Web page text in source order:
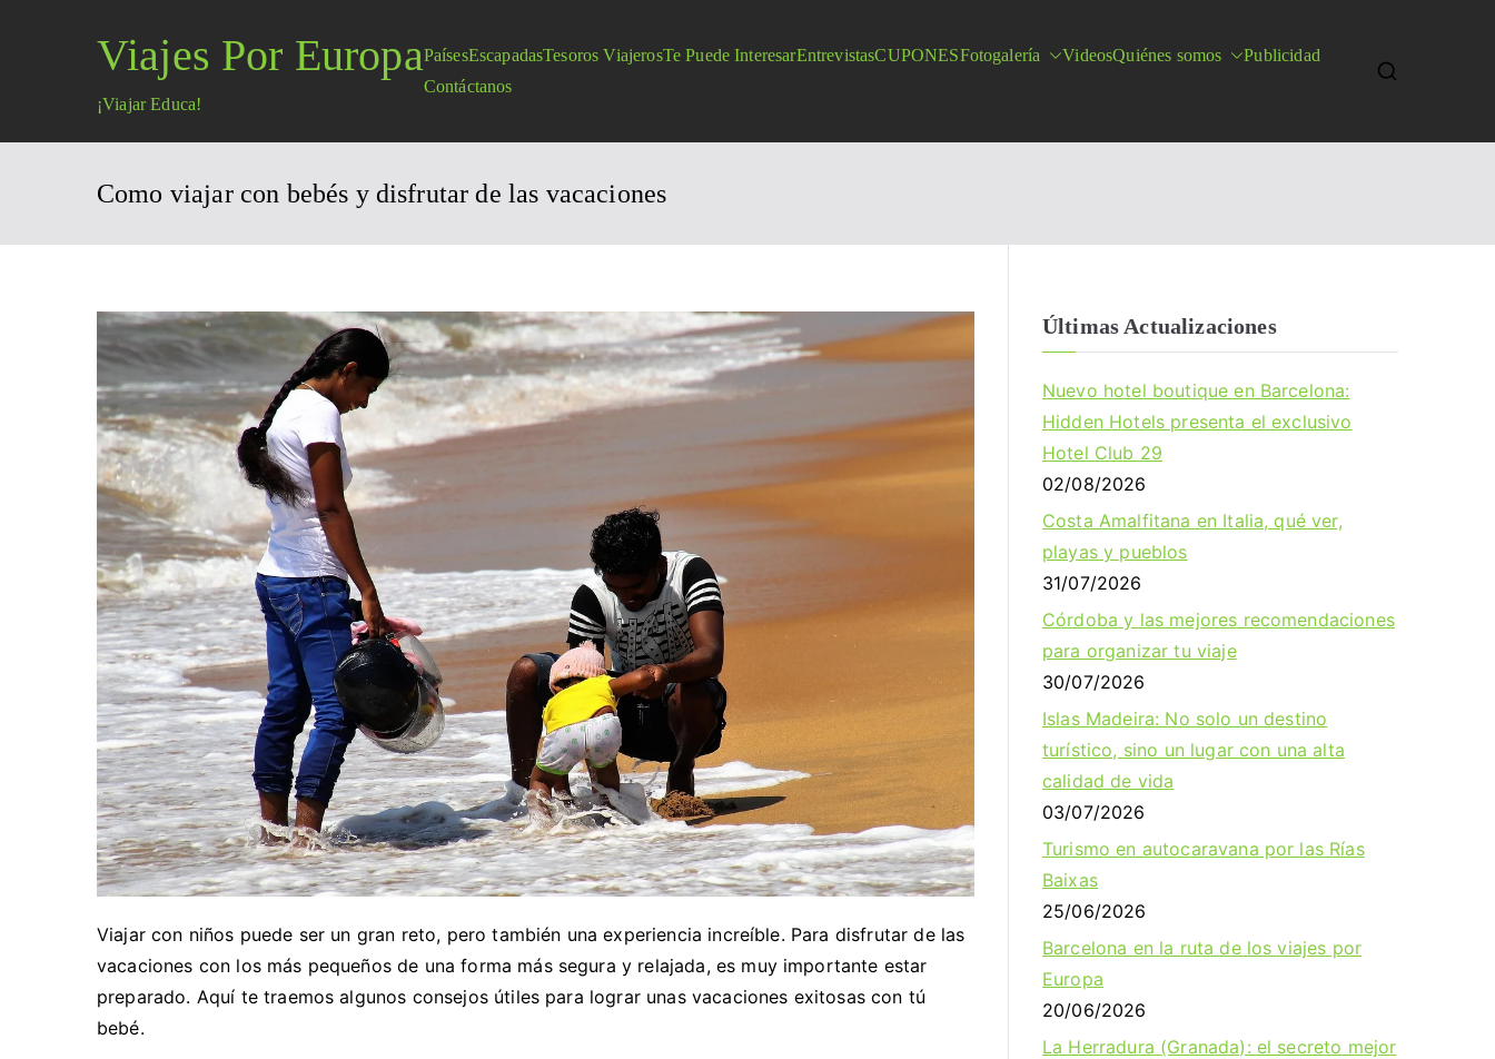
Viajes Por Europa
¡Viajar Educa!
PaísesEscapadasTesoros ViajerosTe Puede InteresarEntrevistasCUPONESFotogalería VideosQuiénes somos
Publicidad
Contáctanos
Como viajar con bebés y disfrutar de las vacaciones
Viajar con niños puede ser un gran reto, pero también una experiencia increíble. Para disfrutar de las
vacaciones con los más pequeños de una forma más segura y relajada, es muy importante estar
preparado. Aquí te traemos algunos consejos útiles para lograr unas vacaciones exitosas con tú
bebé.
Últimas Actualizaciones
Nuevo hotel boutique en Barcelona:
Hidden Hotels presenta el exclusivo
Hotel Club 29
02/08/2026
Costa Amalfitana en Italia, qué ver,
playas y pueblos
31/07/2026
Córdoba y las mejores recomendaciones
para organizar tu viaje
30/07/2026
Islas Madeira: No solo un destino
turístico, sino un lugar con una alta
calidad de vida
03/07/2026
Turismo en autocaravana por las Rías
Baixas
25/06/2026
Barcelona en la ruta de los viajes por
Europa
20/06/2026
La Herradura (Granada): el secreto mejor